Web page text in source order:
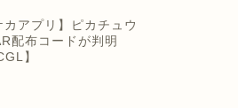
カアプリ】ピカチュウ
配布コードが判明
】